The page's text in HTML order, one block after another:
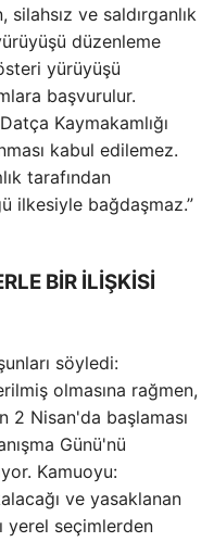
silahsız ve saldırganlık
düzenleme
yürüyüşü
başvurulur.
Kaymakamlığı
kabul edilemez.
tarafından
ilkesiyle bağdaşmaz.”
BİR İLİŞKİSİ
söyledi:
olmasına rağmen,
2 Nisan'da başlaması
Günü'nü
Kamuoyu:
ve yasaklanan
yerel seçimlerden